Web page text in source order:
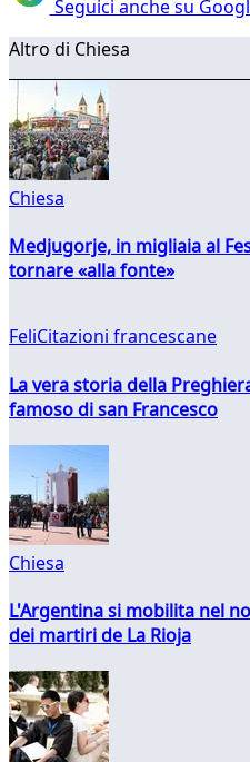
Seguici anche su
Altro di Chiesa
Chiesa
Medjugorje, in migliaia al
tornare «alla fonte»
FeliCitazioni francescane
La vera storia della
famoso di san Francesco
Chiesa
L'Argentina si mobilita nel
dei martiri de La Rioja